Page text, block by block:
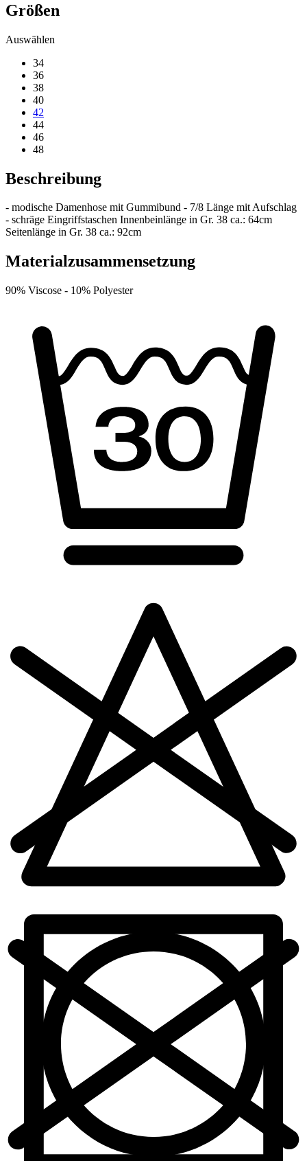
Größen
Auswählen
34
36
38
40
42
44
46
48
Beschreibung
- modische Damenhose mit Gummibund - 7/8 Länge mit Aufschlag
- schräge Eingriffstaschen Innenbeinlänge in Gr. 38 ca.: 64cm
Seitenlänge in Gr. 38 ca.: 92cm
Materialzusammensetzung
90% Viscose - 10% Polyester